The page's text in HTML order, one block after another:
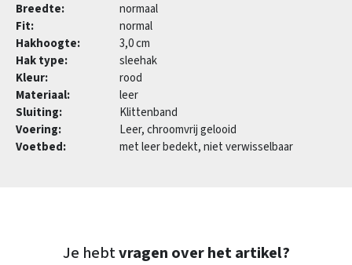
Breedte:
normaal
Fit:
normal
Hakhoogte:
3,0 cm
Hak type:
sleehak
Kleur:
rood
Materiaal:
leer
Sluiting:
Klittenband
Voering:
Leer, chroomvrij gelooid
Voetbed:
met leer bedekt, niet verwisselbaar
Je hebtvragen over het artikel?